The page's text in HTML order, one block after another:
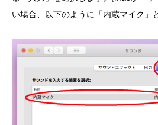
い場合、以下のように「内蔵マイク」